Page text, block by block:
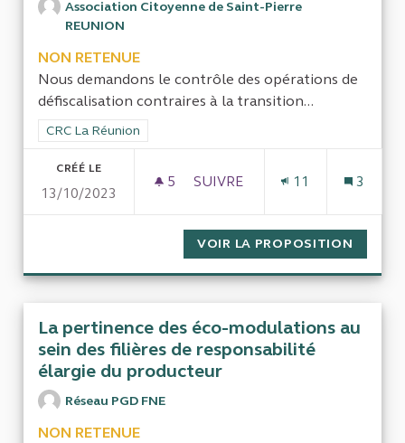
Association Citoyenne de Saint-Pierre
REUNION
NON RETENUE
Nous demandons le contrôle des opérations de
défiscalisation contraires à la transition...
Filtrer les résultats de la catégorie : CRC La Réunion
CRC La Réunion
CRÉÉ LE
13/10/2023
5 5 ABONNÉS
SUIVRE
11 3
VOIR LA PROPOSITION
La pertinence des éco-modulations au
sein des filières de responsabilité
élargie du producteur
Réseau PGD FNE
NON RETENUE